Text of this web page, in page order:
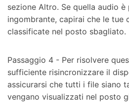
sezione Altro. Se quella audio
ingombrante, capirai che le tue
classificate nel posto sbagliato.
Passaggio 4 - Per risolvere
sufficiente risincronizzare il
assicurarsi che tutti i file siano
vengano visualizzati nel posto